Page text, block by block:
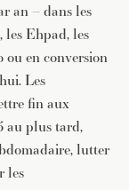
an – dans les
les Ehpad, les
ou en conversion
Les
fin aux
au plus tard,
lutter
les